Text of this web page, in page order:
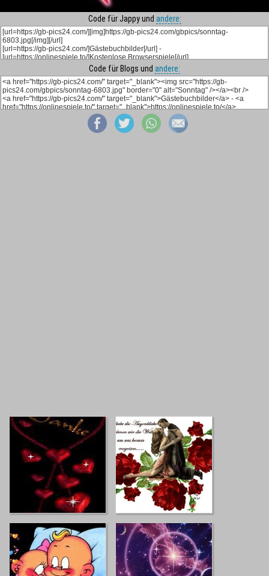
Code für Jappy und andere:
Code für Blogs und andere: